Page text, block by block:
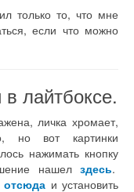
только то, что мне
если что можно
лайтбоксе.
личка хромает,
но вот картинки
нажимать кнопку
нашел здесь.
отсюда и установить